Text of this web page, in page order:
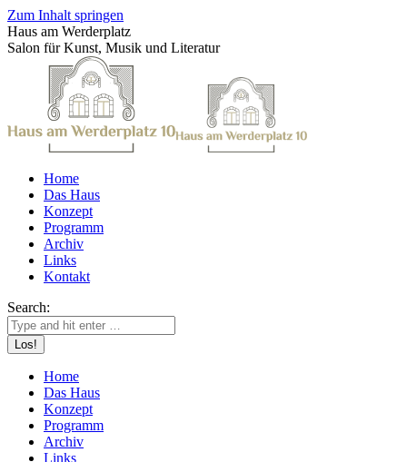
Zum Inhalt springen
Haus am Werderplatz
Salon für Kunst, Musik und Literatur
Home
Das Haus
Konzept
Programm
Archiv
Links
Kontakt
Search:
Home
Das Haus
Konzept
Programm
Archiv
Links